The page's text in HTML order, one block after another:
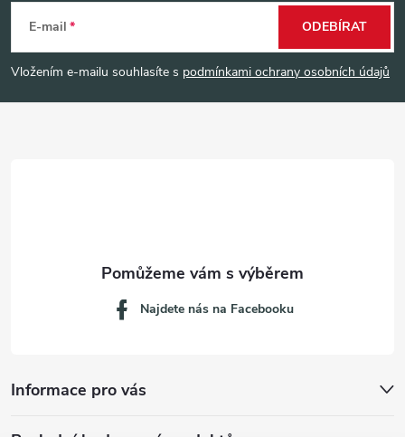
p
a
E-mail
Vložením e-mailu souhlasíte s podmínkami ochrany osobních údajů
ODEBÍRAT
Informace pro vás
Najdete nás na Facebooku